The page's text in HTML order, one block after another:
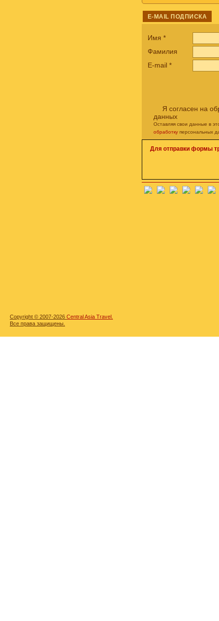
E-MAIL ПОДПИСКА
Имя *
Фамилия
E-mail *
Я согласен на
данных
Оставляя свои данные в
обработку персональных
Для отправки формы
Copyright © 2007-2026 Central Asia Travel.
Все права защищены.